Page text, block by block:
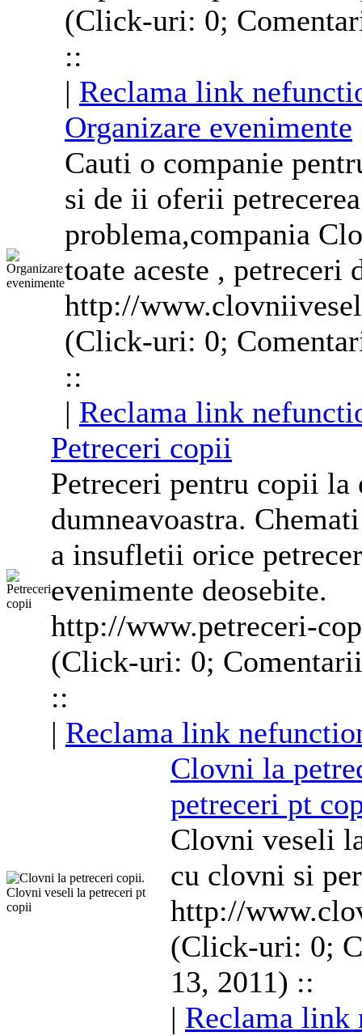
(Click-uri: 0;
::
| Reclama link
Organizare evenimente
Cauti o companie
si de ii oferii
problema,compania
toate aceste , petreceri
http://
(Click-uri: 0;
::
| Reclama link
Petreceri copii
Petreceri pentru copii la
dumneavoastra.
a insufletii orice
evenimente deosebite.
http://www.petreceri-
(Click-uri: 0;
::
| Reclama link
Clovni la
petreceri pt
Clovni veseli
cu clovni si
http://
(Click-uri: 0;
13, 2011) ::
| Reclama link